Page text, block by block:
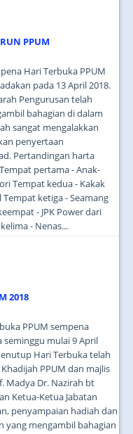
PPUM
Hari Terbuka PPUM
pada 13 April 2018.
Pengurusan telah
bahagian di dalam
sangat mengalakkan
penyertaan
Pertandingan harta
pertama - Anak-
Tempat kedua - Kakak
ketiga - Seamang
- JPK Power dari
- Nenas...
2018
PPUM sempena
seminggu mulai 9 April
Hari Terbuka telah
PPUM dan majlis
Madya Dr. Nazirah bt
Ketua-Ketua Jabatan
penyampaian hadiah dan
yang mengambil bahagian